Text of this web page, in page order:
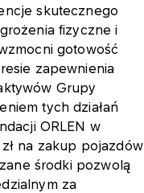
skutecznego
fizyczne i
gotowość
zapewnienia
Grupy
tych działań
ORLEN w
na zakup pojazdów
środki pozwolą
za